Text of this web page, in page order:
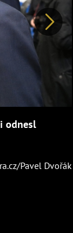
Další
odnesl
Pavel Dvořák